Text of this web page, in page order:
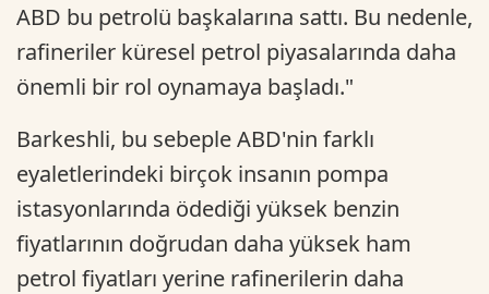
ABD bu petrolü başkalarına sattı. Bu nedenle,
rafineriler küresel petrol piyasalarında daha
önemli bir rol oynamaya başladı."
Barkeshli, bu sebeple ABD'nin farklı
eyaletlerindeki birçok insanın pompa
istasyonlarında ödediği yüksek benzin
fiyatlarının doğrudan daha yüksek ham
petrol fiyatları yerine rafinerilerin daha